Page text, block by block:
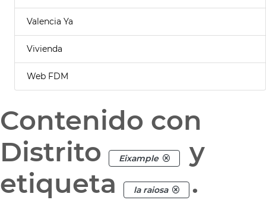
Valencia Ya
Vivienda
Web FDM
Contenido con
Distrito
Eixample
y
etiqueta
la raiosa .